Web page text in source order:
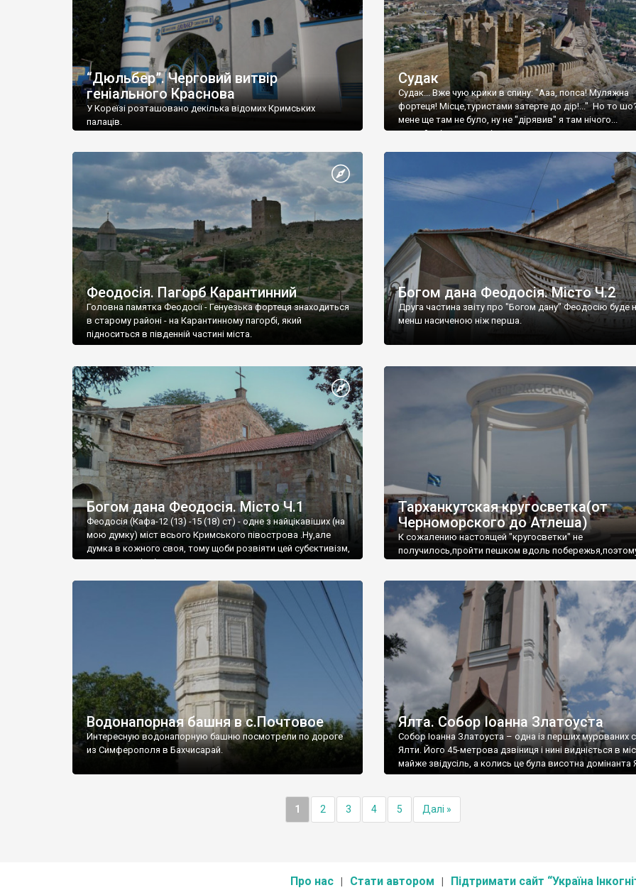
“Дюльбер”. Черговий витвір
геніального Краснова
У Кореїзі розташовано декілька відомих Кримських
палаців.
Судак
Судак... Вже чую крики в спину: "Ааа, попса! Муляжна
фортеця! Місце,туристами затерте до дір!..." Но то
мене ще там не було, ну не "дірявив" я там нічого...
принаймні до цього літа.
Феодосія. Пагорб Карантинний
Головна памятка Феодосії - Генуезька фортеця знаходиться
в старому районі - на Карантинному пагорбі, який
підноситься в південній частині міста.
Богом дана Феодосія. Місто Ч.2
Друга частина звіту про "Богом дану" Феодосію буде
менш насиченою ніж перша.
Богом дана Феодосія. Місто Ч.1
Феодосія (Кафа-12 (13) -15 (18) ст) - одне з найцікавіших (на
мою думку) міст всього Кримського півострова .Ну,але
думка в кожного своя, тому щоби розвіяти цей субєктивізм,
запрошую відвідати це
Тарханкутская кругосветка(от
Черноморского до Атлеша)
К сожалению настоящей "кругосветки" не
получилось,пройти пешком вдоль
Водонапорная башня в с.Почтовое
Интересную водонапорную башню посмотрели по дороге
из Симферополя в Бахчисарай.
Ялта. Собор Іоанна Златоуста
Собор Іоанна Златоуста – одна із перших мурованих
Ялти. Його 45-метрова дзвіниця і нині видніється в
майже звідусіль, а колись це була висотна домінанта
1 2 3 4 5 Далі »
Про нас Стати автором Підтримати сайт “Україна